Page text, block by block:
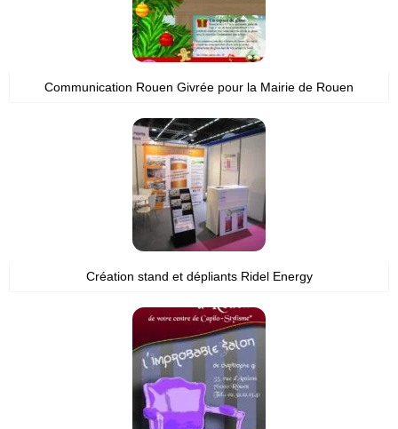
Communication Rouen Givrée pour la Mairie de Rouen
Création stand et dépliants Ridel Energy